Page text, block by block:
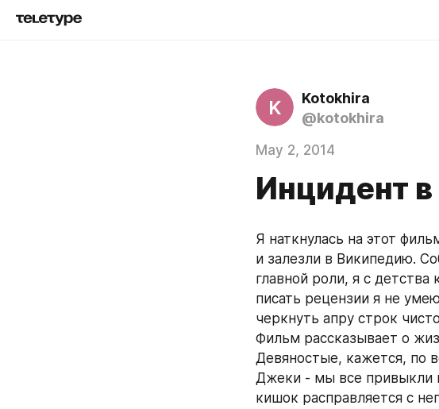
K
Kotokhira
@kotokhira
May 2, 2014
Инцидент
Я наткнулась на этот
и залезли в Википедию.
главной роли, я с
писать рецензии я не
черкнуть апру строк
Фильм рассказывает о
Девяностые, кажется, по
Джеки - мы все привыкли
кишок расправляется с